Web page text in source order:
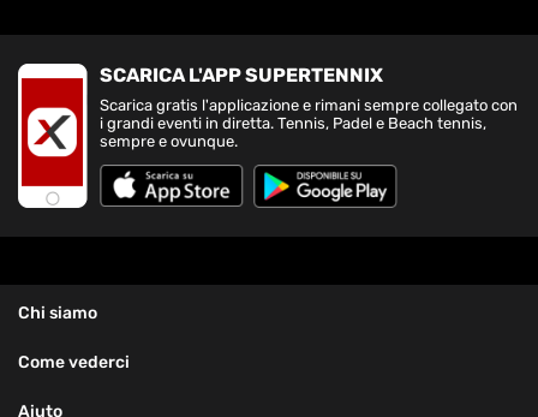
SCARICA L'APP SUPERTENNIX
Scarica gratis l'applicazione e rimani sempre collegato con
i grandi eventi in diretta. Tennis, Padel e Beach tennis,
sempre e ovunque.
Chi siamo
Come vederci
Aiuto